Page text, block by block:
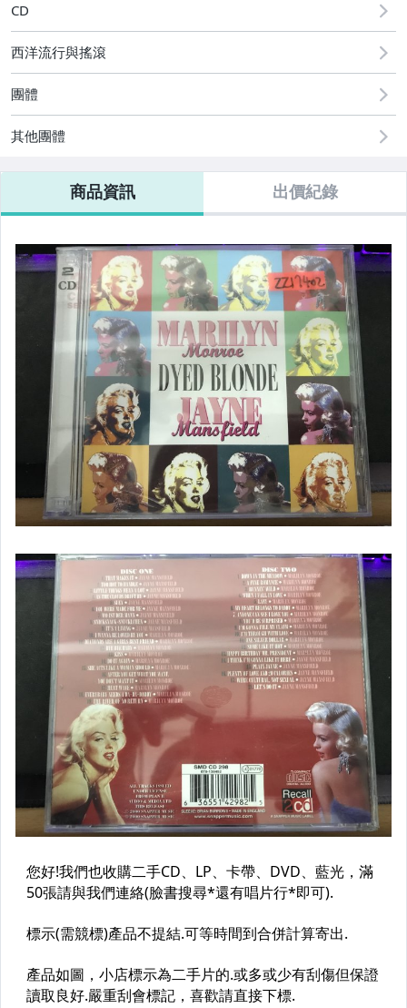
CD
西洋流行與搖滾
團體
其他團體
商品資訊 出價紀錄